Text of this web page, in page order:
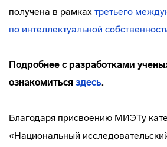
получена в рамках третьего
по интеллектуальной
Подробнее с разработками
ознакомиться здесь.
Благодаря присвоению МИЭТу
«Национальный